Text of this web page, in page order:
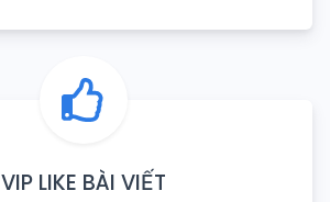
VIP LIKE BÀI VIẾT